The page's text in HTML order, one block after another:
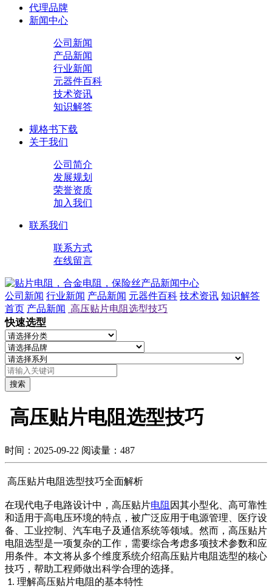
代理品牌
新闻中心
公司新闻
产品新闻
行业新闻
元器件百科
技术资讯
知识解答
规格书下载
关于我们
公司简介
发展规划
荣誉资质
加入我们
联系我们
联系方式
在线留言
公司新闻 行业新闻 产品新闻 元器件百科 技术资讯 知识解答
首页 产品新闻 高压贴片电阻选型技巧
快速选型
搜索
高压贴片电阻选型技巧
时间：2025-09-22 阅读量：487
高压贴片电阻选型技巧全面解析
在现代电子电路设计中，高压贴片电阻 因其小型化、高可靠性
和适用于高电压环境的特点，被广泛应用于电源管理、医疗设
备、工业控制、汽车电子及通信系统等领域。然而，高压贴片
电阻选型是一项复杂的工作，需要综合考虑多项技术参数和应
用条件。本文将从多个维度系统介绍高压贴片电阻选型的核心
技巧，帮助工程师做出科学合理的选择。
1. 理解高压贴片电阻的基本特性